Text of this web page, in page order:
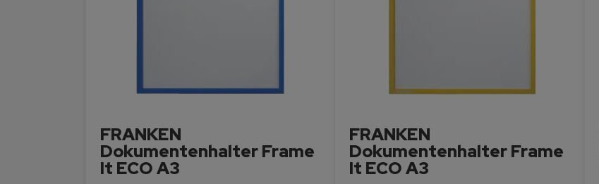
FRANKEN
Dokumentenhalter Frame
It ECO A3
FRANKEN
Dokumentenhalter Frame
It ECO A3